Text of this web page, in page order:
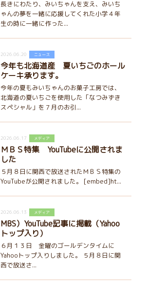
長きにわたり、みいちゃんを支え、みいち
ゃんの夢を一緒に応援してくれた小学４年
生の時に一緒に作った...
2026.06.20 ニュース
今年も北海道産 夏いちごのホール
ケーキ承ります。
今年の夏もみいちゃんのお菓子工房では、
北海道の夏いちごを使用した「なつみずき
スペシャル」を７月のお引...
2026.06.17 メディア
ＭＢＳ特集 YouTubeに公開されま
した
５月８日に関西で放送されたＭＢＳ特集の
YouTubeが公開されました。 [embed]ht...
2026.06.13 メディア
MBS）YouTube記事に掲載（Yahoo
トップ入り）
６月１３日 金曜のゴールデンタイムに
Yahooトップ入りしました。 ５月８日に関
西で放送さ...